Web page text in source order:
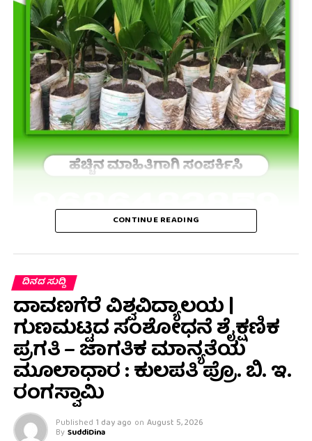
CONTINUE READING
ದಿನದ ಸುದ್ದಿ
ದಾವಣಗೆರೆ ವಿಶ್ವವಿದ್ಯಾಲಯ |
ಗುಣಮಟ್ಟದ ಸಂಶೋಧನೆ ಶೈಕ್ಷಣಿಕ
ಪ್ರಗತಿ – ಜಾಗತಿಕ ಮಾನ್ಯತೆಯ
ಮೂಲಾಧಾರ : ಕುಲಪತಿ ಪ್ರೊ. ಬಿ. ಇ.
ರಂಗಸ್ವಾಮಿ
Published 1 day ago on August 5, 2026
By SuddiDina